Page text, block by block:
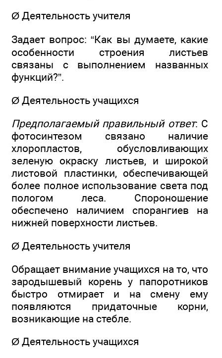
Ø Деятельность учителя
Задает вопрос: “Как вы думаете, какие
особенности строения листьев
связаны с выполнением названных
функций?”.
Ø Деятельность учащихся
Предполагаемый правильный ответ: С
фотосинтезом связано наличие
хлоропластов, обусловливающих
зеленую окраску листьев, и широкой
листовой пластинки, обеспечивающей
более полное использование света под
пологом леса. Спороношение
обеспечено наличием спорангиев на
нижней поверхности листьев.
Ø Деятельность учителя
Обращает внимание учащихся на то, что
зародышевый корень у папоротников
быстро отмирает и на смену ему
появляются придаточные корни,
возникающие на стебле.
Ø Деятельность учащихся